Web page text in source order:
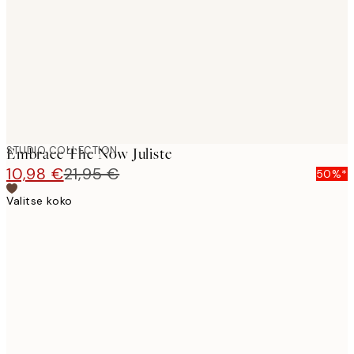
STUDIO COLLECTION
Embrace The Now Juliste
10,98 €21,95 €
50%*
Valitse koko